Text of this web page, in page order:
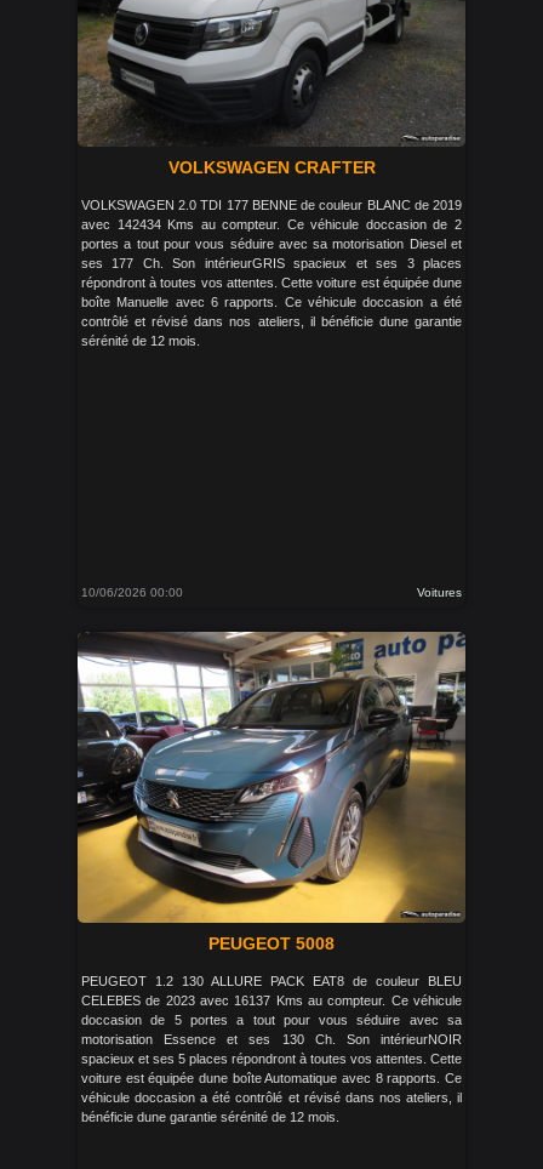
VOLKSWAGEN CRAFTER
VOLKSWAGEN 2.0 TDI 177 BENNE de couleur BLANC de 2019
avec 142434 Kms au compteur. Ce véhicule doccasion de 2
portes a tout pour vous séduire avec sa motorisation Diesel et
ses 177 Ch. Son intérieurGRIS spacieux et ses 3 places
répondront à toutes vos attentes. Cette voiture est équipée dune
boîte Manuelle avec 6 rapports. Ce véhicule doccasion a été
contrôlé et révisé dans nos ateliers, il bénéficie dune garantie
sérénité de 12 mois.
10/06/2026 00:00 Voitures
PEUGEOT 5008
PEUGEOT 1.2 130 ALLURE PACK EAT8 de couleur BLEU
CELEBES de 2023 avec 16137 Kms au compteur. Ce véhicule
doccasion de 5 portes a tout pour vous séduire avec sa
motorisation Essence et ses 130 Ch. Son intérieurNOIR
spacieux et ses 5 places répondront à toutes vos attentes. Cette
voiture est équipée dune boîte Automatique avec 8 rapports. Ce
véhicule doccasion a été contrôlé et révisé dans nos ateliers, il
bénéficie dune garantie sérénité de 12 mois.